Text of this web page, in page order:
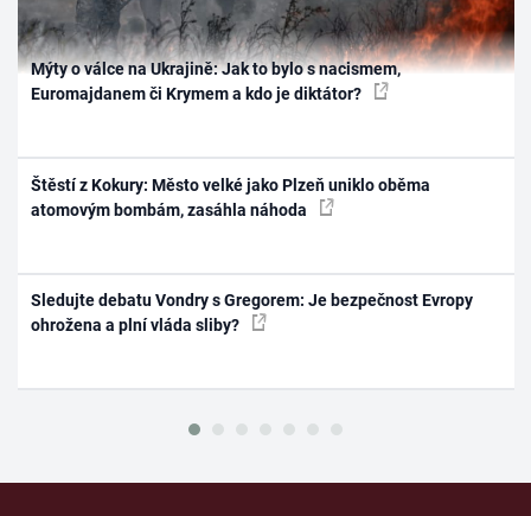
Mýty o válce na Ukrajině: Jak to bylo s nacismem,
Euromajdanem či Krymem a kdo je diktátor?
Štěstí z Kokury: Město velké jako Plzeň uniklo oběma
atomovým bombám, zasáhla náhoda
Sledujte debatu Vondry s Gregorem: Je bezpečnost Evropy
ohrožena a plní vláda sliby?